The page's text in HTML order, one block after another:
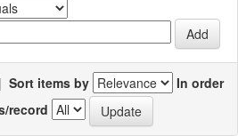
| Sort items by
In order
record